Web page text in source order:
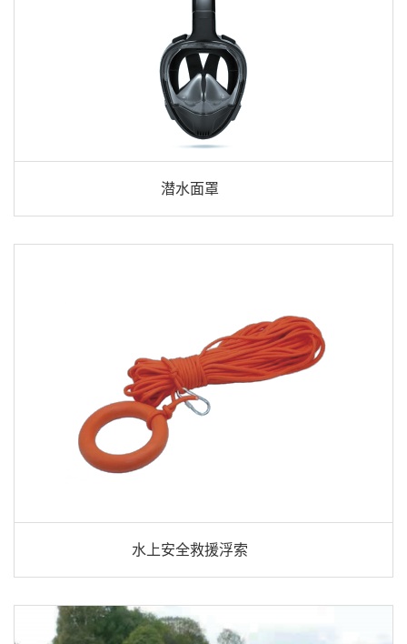
潜水面罩
水上安全救援浮索